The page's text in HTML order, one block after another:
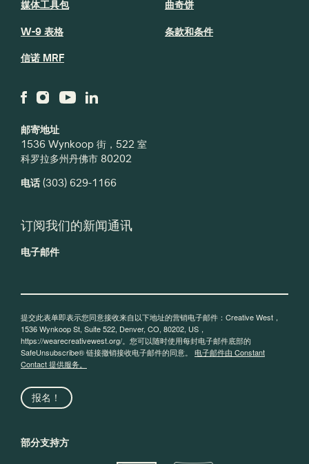
邮寄地址
1536 Wynkoop 街，522 室
科罗拉多州丹佛市 80202
电话(303) 629-1166
媒体工具包
W-9 表格
信诺 MRF
曲奇饼
条款和条件
订阅我们的新闻通讯
电子邮件
提交此表单即表示您同意接收来自以下地址的营销电子邮件：Creative West，
1536 Wynkoop St, Suite 522, Denver, CO, 80202, US，
https://wearecreativewest.org/。您可以随时使用每封电子邮件底部的
SafeUnsubscribe® 链接撤销接收电子邮件的同意。 电子邮件由 Constant
Contact 提供服务。
报名！
部分支持方